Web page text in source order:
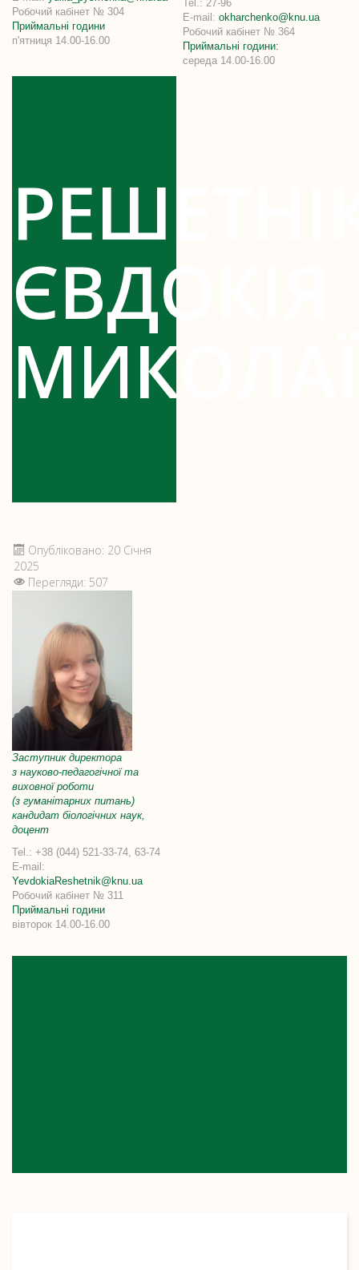
Робочий кабінет № 304
Приймальні години
п'ятниця 14.00-16.00
Tel.: 27-96
E-mail:okharchenko@knu.ua
Робочий кабінет № 364
Приймальні години:
середа 14.00-16.00
ЄВДОКІЯ
Опубліковано: 20 Січня
2025
Перегляди: 507
Заступник директора
з науково-педагогічноїта
виховної роботи
(з гуманітарних питань)
кандидат біологічних наук,
доцент
Tel.: +38 (044) 521-33-74, 63-74
E-mail:
YevdokiaReshetnik@knu.ua
Робочий кабінет № 311
Приймальні години
вівторок 14.00-16.00